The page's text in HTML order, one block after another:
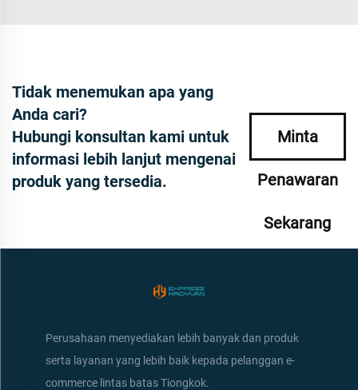
Tidak menemukan apa yang
Anda cari?
Hubungi konsultan kami untuk
informasi lebih lanjut mengenai
produk yang tersedia.
Minta
Penawaran
Sekarang
Perusahaan menyediakan lebih banyak dan produk
serta layanan yang lebih baik kepada pelanggan e-
commerce lintas batas Tiongkok.